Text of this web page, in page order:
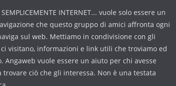
SEMPLICEMENTE INTERNET... vuole solo essere un
che questo gruppo di amici affronta ogni
sul web. Mettiamo in condivisione con gli
visitano, informazioni e link utili che troviamo ed
Angaweb vuole essere un aiuto per chi avesse
trovare ciò che gli interessa. Non è una testata